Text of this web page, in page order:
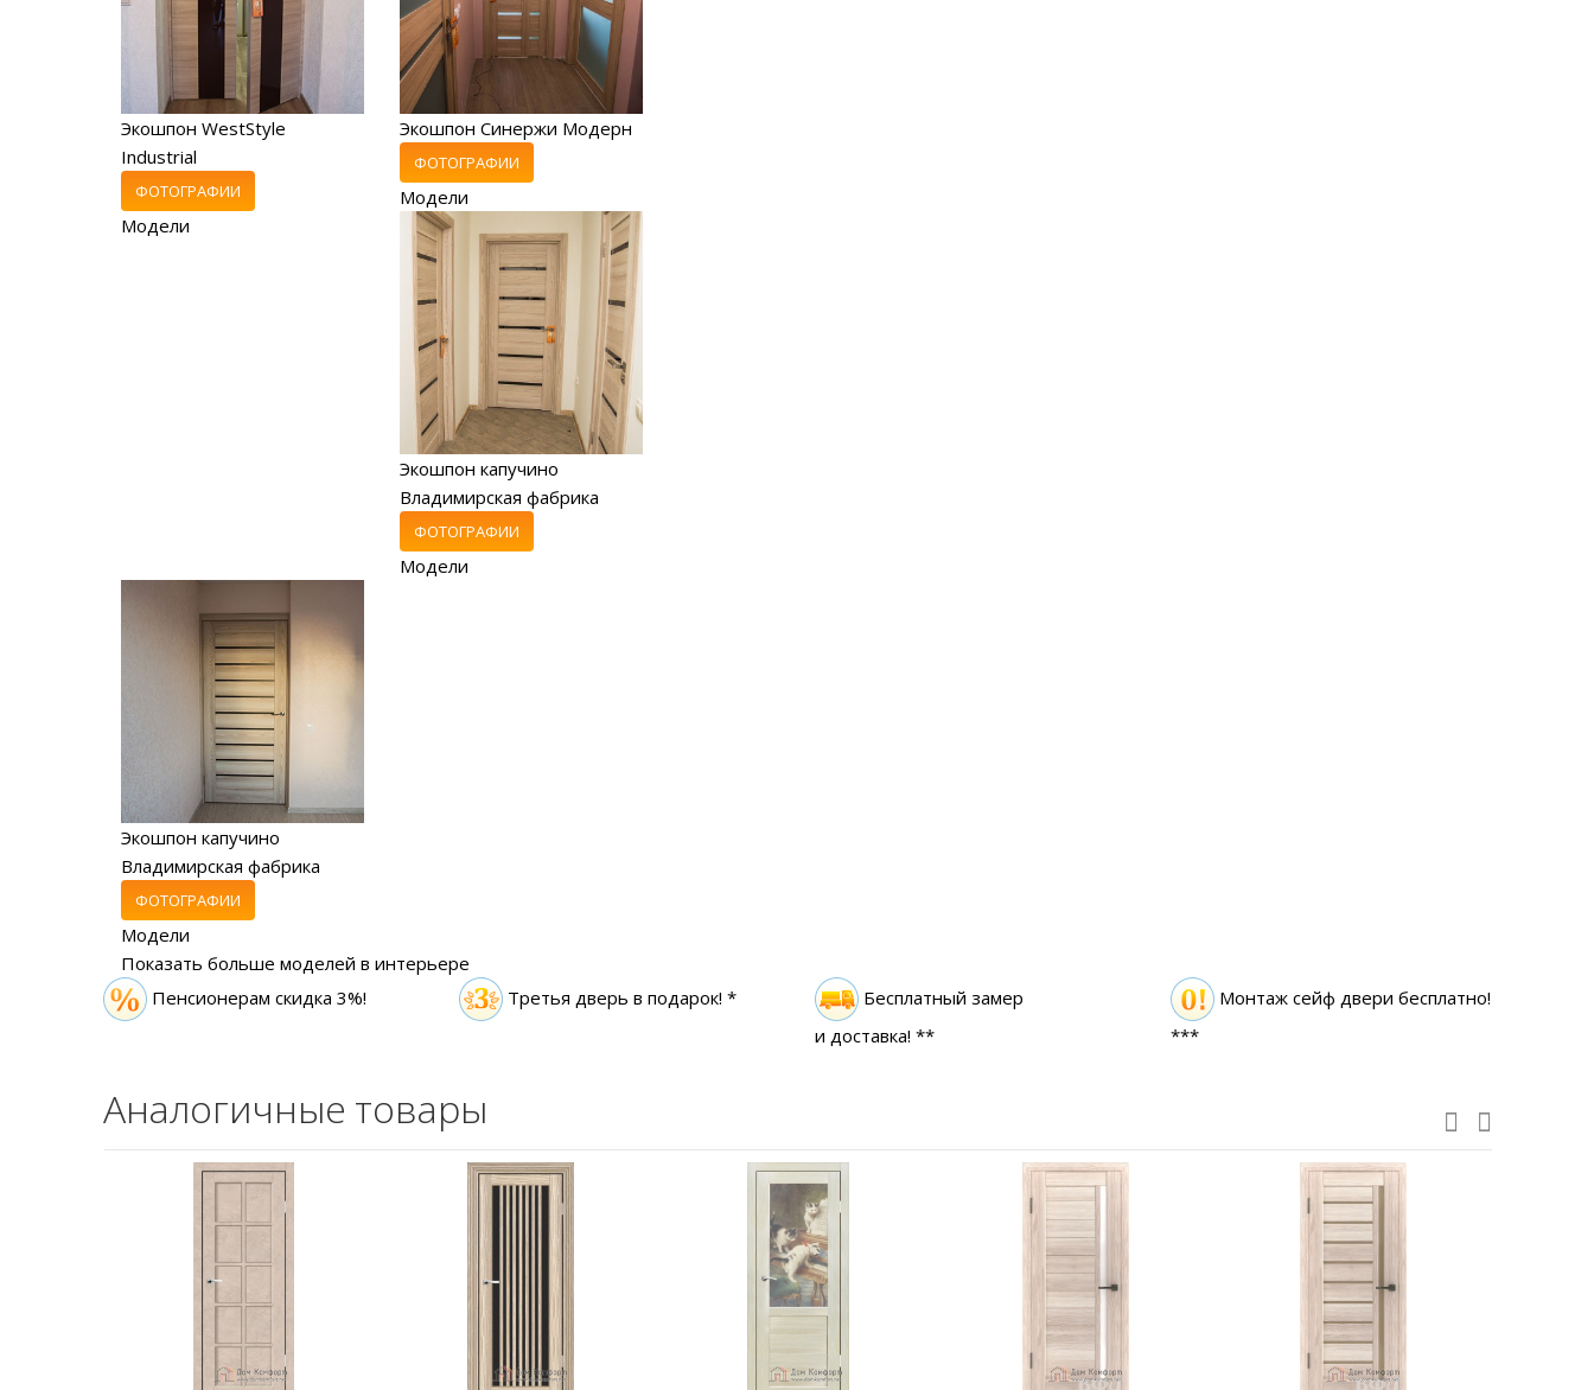
Экошпон WestStyle
Industrial
ФОТОГРАФИИ
Модели
Экошпон Синержи Модерн
ФОТОГРАФИИ
Модели
Экошпон капучино
Владимирская фабрика
ФОТОГРАФИИ
Модели
Экошпон капучино
Владимирская фабрика
ФОТОГРАФИИ
Модели
Показать больше моделей в интерьере
Пенсионерам скидка 3%! Третья дверь в подарок! *
Бесплатный замер
и доставка! **
Монтаж сейф двери бесплатно!
***
Аналогичные товары